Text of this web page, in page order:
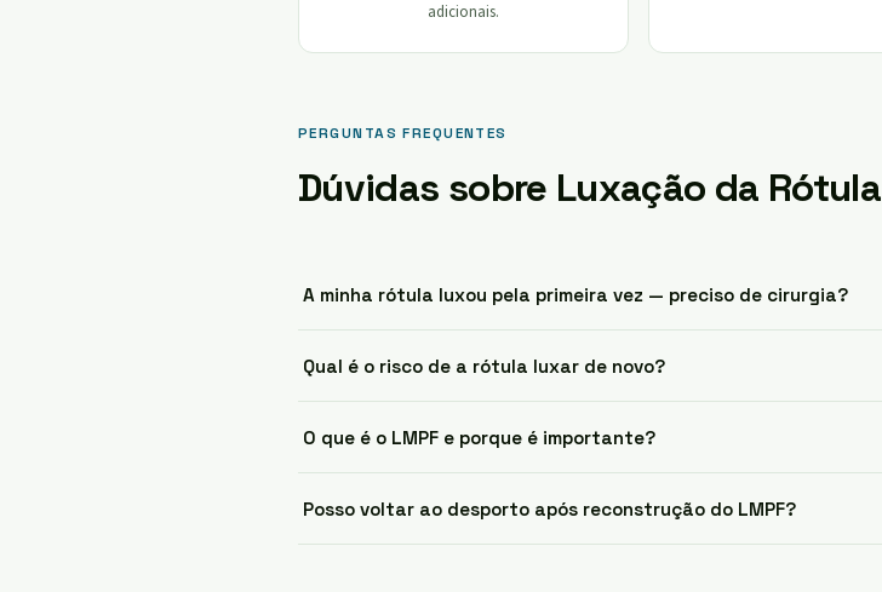
adicionais.
PERGUNTAS FREQUENTES
Dúvidas sobre Luxação da Rótula
A minha rótula luxou pela primeira vez — preciso de cirurgia?
Qual é o risco de a rótula luxar de novo?
O que é o LMPF e porque é importante?
Posso voltar ao desporto após reconstrução do LMPF?